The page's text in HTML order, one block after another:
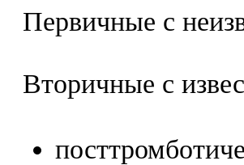
Первичные с
Вторичные с